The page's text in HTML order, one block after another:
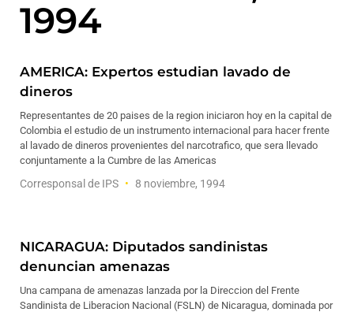
1994
AMERICA: Expertos estudian lavado de
dineros
Representantes de 20 paises de la region iniciaron hoy en la capital de
Colombia el estudio de un instrumento internacional para hacer frente
al lavado de dineros provenientes del narcotrafico, que sera llevado
conjuntamente a la Cumbre de las Americas
Corresponsal de IPS 8 noviembre, 1994
NICARAGUA: Diputados sandinistas
denuncian amenazas
Una campana de amenazas lanzada por la Direccion del Frente
Sandinista de Liberacion Nacional (FSLN) de Nicaragua, dominada por